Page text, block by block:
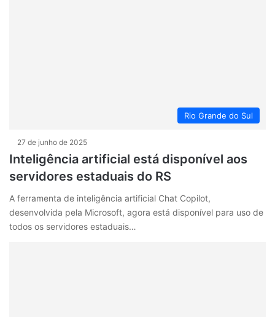
Rio Grande do Sul
27 de junho de 2025
Inteligência artificial está disponível aos
servidores estaduais do RS
A ferramenta de inteligência artificial Chat Copilot,
desenvolvida pela Microsoft, agora está disponível para uso de
todos os servidores estaduais…